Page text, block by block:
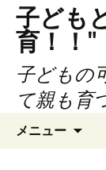
子ども
育！！"
子どもの
て親も育
メニュー